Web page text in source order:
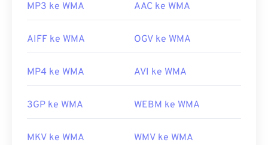
MP3 ke WMA AAC ke WMA
AIFF ke WMA OGV ke WMA
MP4 ke WMA AVI ke WMA
3GP ke WMA WEBM ke WMA
MKV ke WMA WMV ke WMA